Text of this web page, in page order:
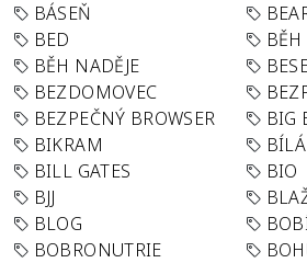
BÁSEŇ
BED
BĚH
BĚH NADĚJE
BEZDOMOVEC
BEZPEČNÝ BROWSER
BIG
BIKRAM
BÍLÁ
BILL GATES
BIO
BJJ
BLOG
BOBRONUTRIE